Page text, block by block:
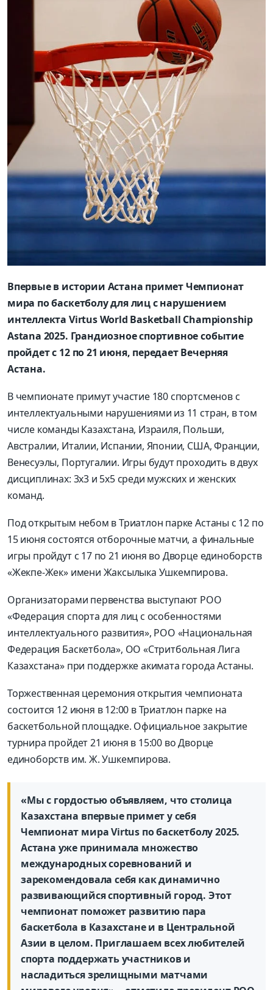
Впервые в истории Астана примет Чемпионат
мира по баскетболу для лиц с нарушением
интеллекта Virtus World Basketball Championship
Astana 2025. Грандиозное спортивное событие
пройдет с 12 по 21 июня, передает Вечерняя
Астана.
В чемпионате примут участие 180 спортсменов с
интеллектуальными нарушениями из 11 стран, в том
числе команды Казахстана, Израиля, Польши,
Австралии, Италии, Испании, Японии, США, Франции,
Венесуэлы, Португалии. Игры будут проходить в двух
дисциплинах: 3х3 и 5х5 среди мужских и женских
команд.
Под открытым небом в Триатлон парке Астаны с 12 по
15 июня состоятся отборочные матчи, а финальные
игры пройдут с 17 по 21 июня во Дворце единоборств
«Жекпе-Жек» имени Жаксылыка Ушкемпирова.
Организаторами первенства выступают РОО
«Федерация спорта для лиц с особенностями
интеллектуального развития», РОО «Национальная
Федерация Баскетбола», ОО «Стритбольная Лига
Казахстана» при поддержке акимата города Астаны.
Торжественная церемония открытия чемпионата
состоится 12 июня в 12:00 в Триатлон парке на
баскетбольной площадке. Официальное закрытие
турнира пройдет 21 июня в 15:00 во Дворце
единоборств им. Ж. Ушкемпирова.
«Мы с гордостью объявляем, что столица
Казахстана впервые примет у себя
Чемпионат мира Virtus по баскетболу 2025.
Астана уже принимала множество
международных соревнований и
зарекомендовала себя как динамично
развивающийся спортивный город. Этот
чемпионат поможет развитию пара
баскетбола в Казахстане и в Центральной
Азии в целом. Приглашаем всех любителей
спорта поддержать участников и
насладиться зрелищными матчами